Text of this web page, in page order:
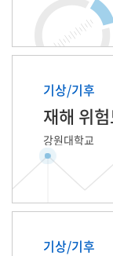
기상/기후
강원대학교
기상/기후